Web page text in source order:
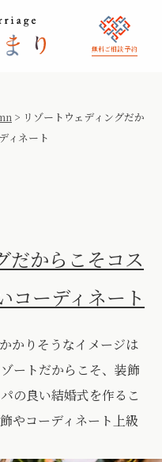
無料ご相談 予約
> リゾートウェディングだか
ィネート
だからこそコス
コーディネート
かりそうなイメージは
ートだからこそ、装飾
の良い結婚式を作るこ
やコーディネート上級